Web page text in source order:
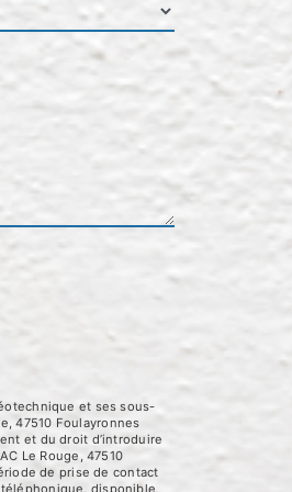
et ses sous-
47510 Foulayronnes
et du droit d’introduire
Le Rouge, 47510
de prise de contact
disponible